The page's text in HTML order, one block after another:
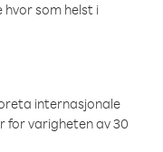
som helst i
internasjonale
for varigheten av 30